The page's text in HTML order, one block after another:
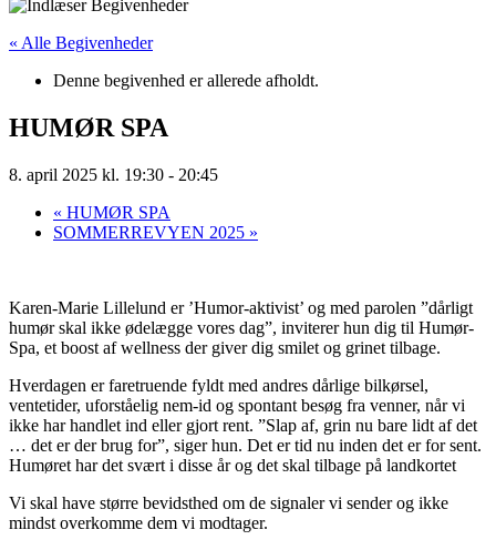
« Alle Begivenheder
Denne begivenhed er allerede afholdt.
HUMØR SPA
8. april 2025 kl. 19:30 - 20:45
« HUMØR SPA
SOMMERREVYEN 2025 »
Karen-Marie Lillelund er ’Humor-aktivist’ og med parolen ”dårligt
humør skal ikke ødelægge vores dag”, inviterer hun dig til Humør-
Spa, et boost af wellness der giver dig smilet og grinet tilbage.
Hverdagen er faretruende fyldt med andres dårlige bilkørsel,
ventetider, uforståelig nem-id og spontant besøg fra venner, når vi
ikke har handlet ind eller gjort rent. ”Slap af, grin nu bare lidt af det
… det er der brug for”, siger hun. Det er tid nu inden det er for sent.
Humøret har det svært i disse år og det skal tilbage på landkortet
Vi skal have større bevidsthed om de signaler vi sender og ikke
mindst overkomme dem vi modtager.